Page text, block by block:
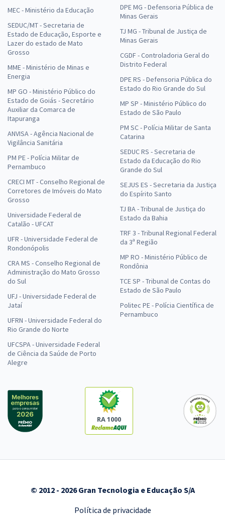
MEC - Ministério da Educação
SEDUC/MT - Secretaria de
Estado de Educação, Esporte e
Lazer do estado de Mato
Grosso
MME - Ministério de Minas e
Energia
MP GO - Ministério Público do
Estado de Goiás - Secretário
Auxiliar da Comarca de
Itapuranga
ANVISA - Agência Nacional de
Vigilância Sanitária
PM PE - Polícia Militar de
Pernambuco
CRECI MT - Conselho Regional de
Corretores de Imóveis do Mato
Grosso
Universidade Federal de
Catalão - UFCAT
UFR - Universidade Federal de
Rondonópolis
CRA MS - Conselho Regional de
Administração do Mato Grosso
do Sul
UFJ - Universidade Federal de
Jataí
UFRN - Universidade Federal do
Rio Grande do Norte
UFCSPA - Universidade Federal
de Ciência da Saúde de Porto
Alegre
DPE MG - Defensoria Pública de
Minas Gerais
TJ MG - Tribunal de Justiça de
Minas Gerais
CGDF - Controladoria Geral do
Distrito Federal
DPE RS - Defensoria Pública do
Estado do Rio Grande do Sul
MP SP - Ministério Público do
Estado de São Paulo
PM SC - Polícia Militar de Santa
Catarina
SEDUC RS - Secretaria de
Estado da Educação do Rio
Grande do Sul
SEJUS ES - Secretaria da Justiça
do Espírito Santo
TJ BA - Tribunal de Justiça do
Estado da Bahia
TRF 3 - Tribunal Regional Federal
da 3ª Região
MP RO - Ministério Público de
Rondônia
TCE SP - Tribunal de Contas do
Estado de São Paulo
Politec PE - Polícia Científica de
Pernambuco
RA 1000
© 2012 - 2026 Gran Tecnologia e Educação S/A
Política de privacidade